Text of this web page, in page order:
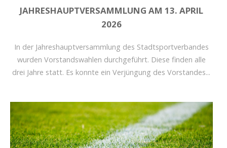
JAHRESHAUPTVERSAMMLUNG AM 13. APRIL
2026
In der Jahreshauptversammlung des Stadtsportverbandes
wurden Vorstandswahlen durchgeführt. Diese finden alle
drei Jahre statt. Es konnte ein Verjüngung des Vorstandes...